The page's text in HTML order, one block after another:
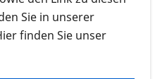
Sie in unserer
finden Sie unser